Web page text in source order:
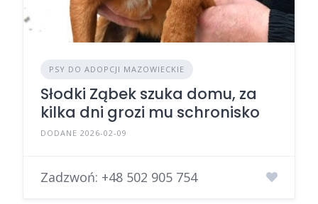
PSY DO ADOPCJI MAZOWIECKIE
Słodki Ząbek szuka domu, za
kilka dni grozi mu schronisko
DODANE 2026-02-09
Zadzwoń: +48 502 905 754